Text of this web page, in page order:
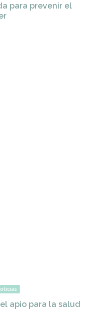
para prevenir el
apio para la salud